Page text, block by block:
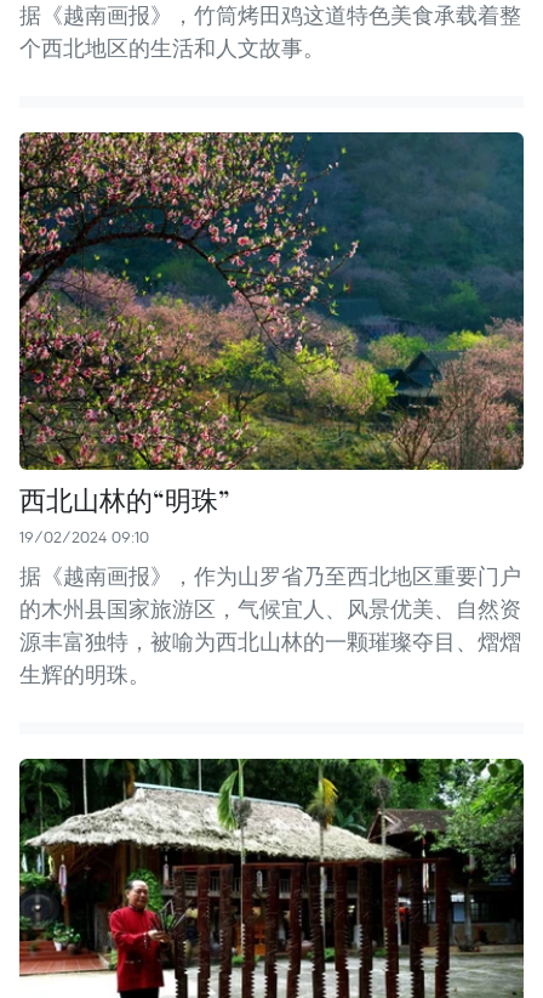
据《越南画报》，竹筒烤田鸡这道特色美食承载着整
个西北地区的生活和人文故事。
西北山林的“明珠”
19/02/2024 09:10
据《越南画报》，作为山罗省乃至西北地区重要门户
的木州县国家旅游区，气候宜人、风景优美、自然资
源丰富独特，被喻为西北山林的一颗璀璨夺目、熠熠
生辉的明珠。